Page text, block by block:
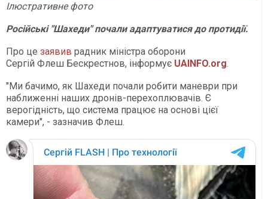
Ілюстративне фото
Російські "Шахеди" почали адаптуватися до протидії.
Про це заявив радник міністра оборони
Сергій Флеш Бескрестнов, інформує UAINFO.org.
"Ми бачимо, як Шахеди почали робити маневри при
наближенні наших дронів-перехоплювачів. Є
верогідність, що система працює на основі цієї
камери", - зазначив Флеш.